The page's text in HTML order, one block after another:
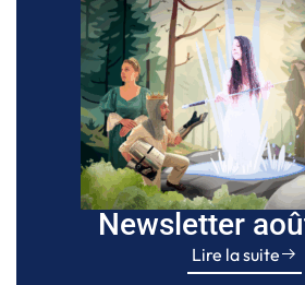
Newsletter
Lire la suite